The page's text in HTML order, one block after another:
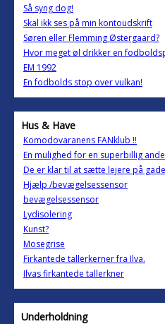
Så syng dog!
Skal ikk ses på min kontoudskrift
Søren eller Flemming Østergaard?
Hvor meget øl drikker en
EM 1992
En fodbolds stop over vulkan!
Hus & Have
Komodovaranens FANklub !!
En mulighed for en superbillig
De er klar til at sætte lejere på
Hjælp /bevægelsessensor
bevægelsessensor
Lydisolering
Kunst?
Mosegrise
Firkantede tallerkerner fra Ilva.
Ilvas firkantede tallerkner
Underholdning